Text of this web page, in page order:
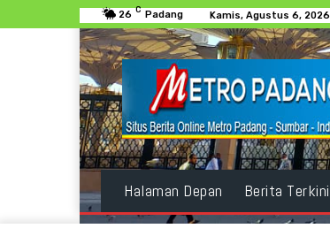
26 C Padang Kamis, Agustus 6, 2026
Halaman Depan Berita Terkini